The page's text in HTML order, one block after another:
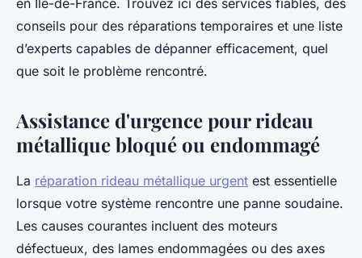
en Île-de-France. Trouvez ici des services fiables, des
conseils pour des réparations temporaires et une liste
d’experts capables de dépanner efficacement, quel
que soit le problème rencontré.
Assistance d'urgence pour rideau
métallique bloqué ou endommagé
La réparation rideau métallique urgent est essentielle
lorsque votre système rencontre une panne soudaine.
Les causes courantes incluent des moteurs
défectueux, des lames endommagées ou des axes